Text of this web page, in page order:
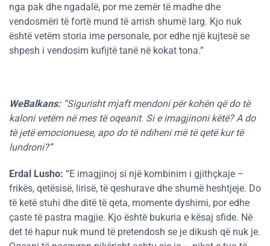
nga pak dhe ngadalë, por me zemër të madhe dhe
vendosmëri të fortë mund të arrish shumë larg. Kjo nuk
është vetëm storia ime personale, por edhe një kujtesë se
shpesh i vendosim kufijtë tanë në kokat tona.”
WeBalkans:“Sigurisht mjaft mendoni për kohën që do të
kaloni vetëm në mes të oqeanit. Si e imagjinoni këtë? A do
të jetë emocionuese, apo do të ndiheni më të qetë kur të
lundroni?”
Erdal Lusho: “E imagjinoj si një kombinim i gjithçkaje –
frikës, qetësisë, lirisë, të qeshurave dhe shumë heshtjeje. Do
të ketë stuhi dhe ditë të qeta, momente dyshimi, por edhe
çaste të pastra magjie. Kjo është bukuria e kësaj sfide. Në
det të hapur nuk mund të pretendosh se je dikush që nuk je.